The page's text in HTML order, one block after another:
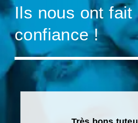
Ils nous ont fait
confiance !